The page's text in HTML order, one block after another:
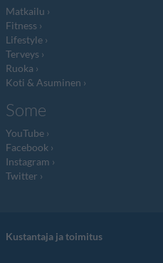
Matkailu
Fitness
Lifestyle
Terveys
Ruoka
Koti & Asuminen
Some
YouTube
Facebook
Instagram
Twitter
Kustantaja ja toimitus